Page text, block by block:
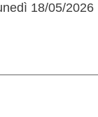
18/05/2026